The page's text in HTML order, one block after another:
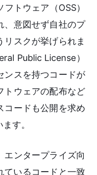
トウェア（OSS）
、意図せず自社のプ
リスクが挙げられま
Public License）
ンスを持つコードが
トウェアの配布など
コードも公開を求め
す。
エンタープライズ向
ているコードと一致